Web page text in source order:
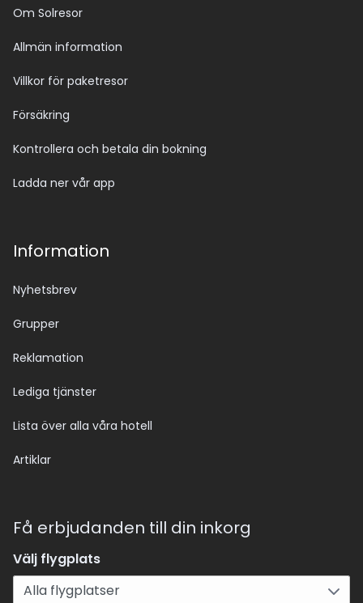
Om Solresor
Allmän information
Villkor för paketresor
Försäkring
Kontrollera och betala din bokning
Ladda ner vår app
Information
Nyhetsbrev
Grupper
Reklamation
Lediga tjänster
Lista över alla våra hotell
Artiklar
Få erbjudanden till din inkorg
Välj flygplats